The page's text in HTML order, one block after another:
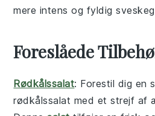
mere intens og fyldig
Foreslåede
Rødkålssalat: Forestil dig en
rødkålssalat med et strejf af